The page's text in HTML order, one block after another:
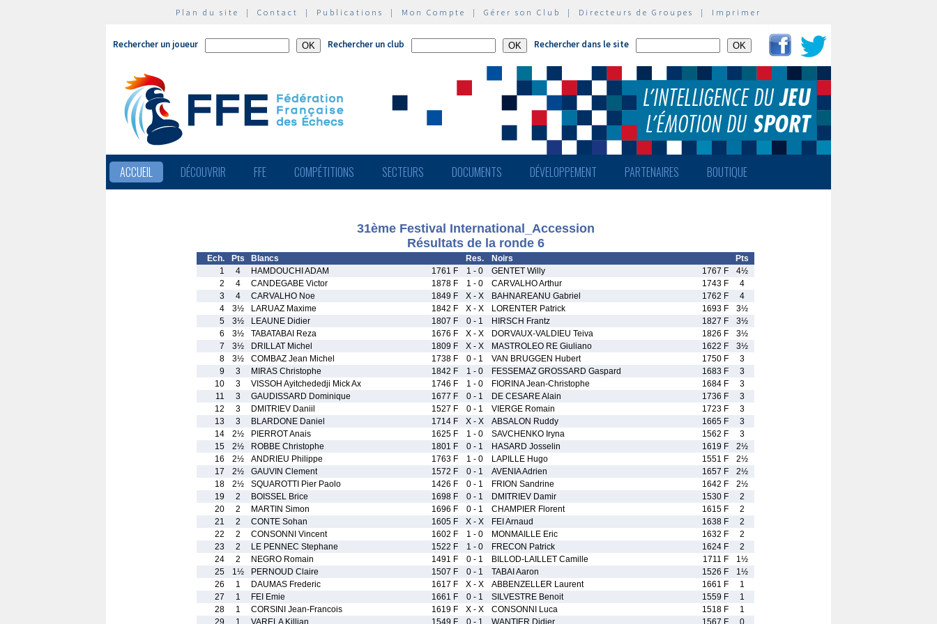
Plan du site | Contact | Publications | Mon Compte | Gérer son Club | Directeurs de Groupes | Imprimer
Rechercher un joueur Rechercher un club Rechercher dans le site
ACCUEIL DÉCOUVRIR FFE COMPÉTITIONS SECTEURS DOCUMENTS DÉVELOPPEMENT PARTENAIRES BOUTIQUE
31ème Festival International_Accession
Résultats de la ronde 6
Ech. Pts Blancs Res. Noirs
Pts
1
4 HAMDOUCHI ADAM 1761 F 1 - 0 GENTET Willy 1767 F
4½
2
4 CANDEGABE Victor 1878 F 1 - 0 CARVALHO Arthur 1743 F
4
3
4 CARVALHO Noe 1849 F X - X BAHNAREANU Gabriel 1762 F
4
4
3½ LARUAZ Maxime 1842 F X - X LORENTER Patrick 1693 F
3½
5
3½ LEAUNE Didier 1807 F 0 - 1 HIRSCH Frantz 1827 F
3½
6
3½ TABATABAI Reza 1676 F X - X DORVAUX-VALDIEU Teiva 1826 F
3½
7
3½ DRILLAT Michel 1809 F X - X MASTROLEO RE Giuliano 1622 F
3½
8
3½ COMBAZ Jean Michel 1738 F 0 - 1 VAN BRUGGEN Hubert 1750 F
3
9
3 MIRAS Christophe 1842 F 1 - 0 FESSEMAZ GROSSARD Gaspard 1683 F
3
10
3 VISSOH Ayitchededji Mick Ax 1746 F 1 - 0 FIORINA Jean-Christophe 1684 F
3
11
3 GAUDISSARD Dominique 1677 F 0 - 1 DE CESARE Alain 1736 F
3
12
3 DMITRIEV Daniil 1527 F 0 - 1 VIERGE Romain 1723 F
3
13
3 BLARDONE Daniel 1714 F X - X ABSALON Ruddy 1665 F
3
14
2½ PIERROT Anais 1625 F 1 - 0 SAVCHENKO Iryna 1562 F
3
15
2½ ROBBE Christophe 1801 F 0 - 1 HASARD Josselin 1619 F
2½
16
2½ ANDRIEU Philippe 1763 F 1 - 0 LAPILLE Hugo 1551 F
2½
17
2½ GAUVIN Clement 1572 F 0 - 1 AVENIA Adrien 1657 F
2½
18
2½ SQUAROTTI Pier Paolo 1426 F 0 - 1 FRION Sandrine 1642 F
2½
19
2 BOISSEL Brice 1698 F 0 - 1 DMITRIEV Damir 1530 F
2
20
2 MARTIN Simon 1696 F 0 - 1 CHAMPIER Florent 1615 F
2
21
2 CONTE Sohan 1605 F X - X FEI Arnaud 1638 F
2
22
2 CONSONNI Vincent 1602 F 1 - 0 MONMAILLE Eric 1632 F
2
23
2 LE PENNEC Stephane 1522 F 1 - 0 FRECON Patrick 1624 F
2
24
2 NEGRO Romain 1491 F 0 - 1 BILLOD-LAILLET Camille 1711 F
1½
25
1½ PERNOUD Claire 1507 F 0 - 1 TABAI Aaron 1526 F
1½
26
1 DAUMAS Frederic 1617 F X - X ABBENZELLER Laurent 1661 F
1
27
1 FEI Emie 1661 F 0 - 1 SILVESTRE Benoit 1559 F
1
28
1 CORSINI Jean-Francois 1619 F X - X CONSONNI Luca 1518 F
1
29
1 VARELA Killian 1549 F 0 - 1 WANTIER Didier 1567 F 0